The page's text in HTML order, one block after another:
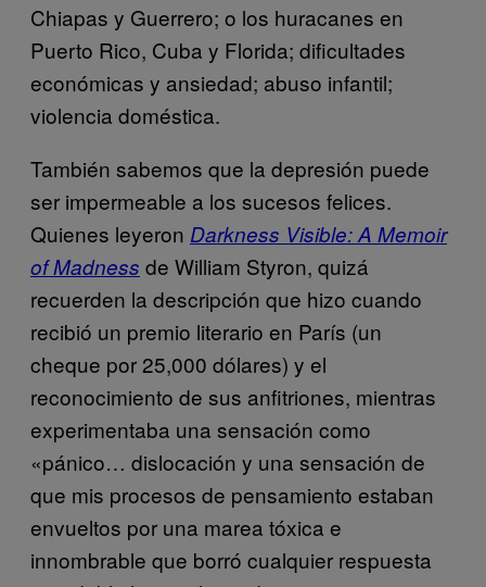
Chiapas y Guerrero; o los huracanes en
Puerto Rico, Cuba y Florida; dificultades
económicas y ansiedad; abuso infantil;
violencia doméstica.
También sabemos que la depresión puede
ser impermeable a los sucesos felices.
Quienes leyeron Darkness Visible: A Memoir
of Madness de William Styron, quizá
recuerden la descripción que hizo cuando
recibió un premio literario en París (un
cheque por 25,000 dólares) y el
reconocimiento de sus anfitriones, mientras
experimentaba una sensación como
«pánico… dislocación y una sensación de
que mis procesos de pensamiento estaban
envueltos por una marea tóxica e
innombrable que borró cualquier respuesta